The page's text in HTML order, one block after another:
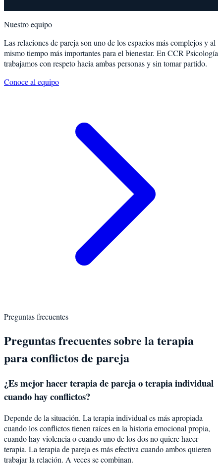
Nuestro equipo
Las relaciones de pareja son uno de los espacios más complejos y al
mismo tiempo más importantes para el bienestar. En CCR Psicología
trabajamos con respeto hacia ambas personas y sin tomar partido.
Conoce al equipo
Preguntas frecuentes
Preguntas frecuentes sobre la terapia
para conflictos de pareja
¿Es mejor hacer terapia de pareja o terapia individual
cuando hay conflictos?
Depende de la situación. La terapia individual es más apropiada
cuando los conflictos tienen raíces en la historia emocional propia,
cuando hay violencia o cuando uno de los dos no quiere hacer
terapia. La terapia de pareja es más efectiva cuando ambos quieren
trabajar la relación. A veces se combinan.